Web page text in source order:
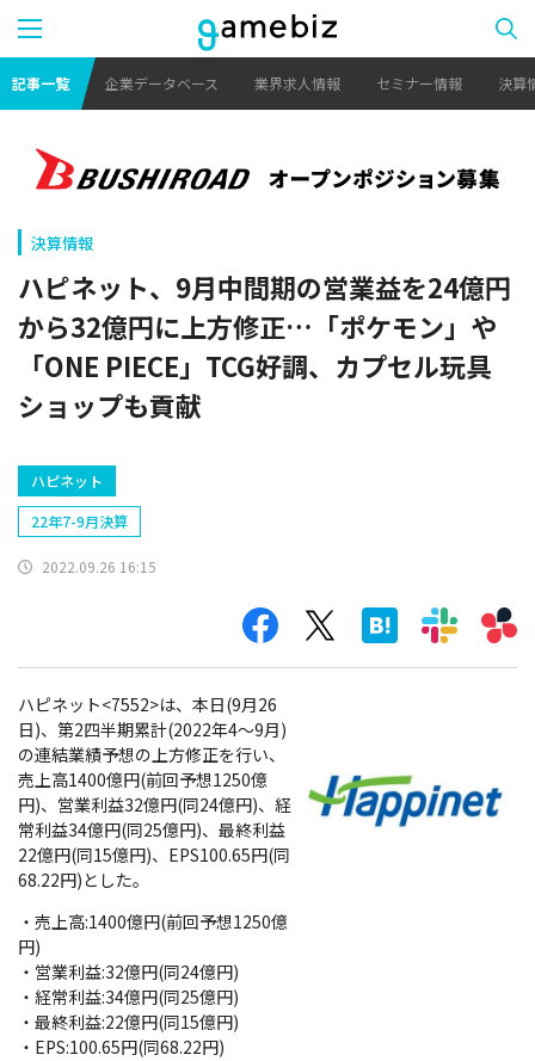
記事一覧 企業データベース 業界求人情報 セミナー情報 決算
決算情報
ハピネット、9月中間期の営業益を24億円
から32億円に上方修正…「ポケモン」や
「ONE PIECE」TCG好調、カプセル玩具
ショップも貢献
ハピネット
22年7-9月決算
2022.09.26 16:15
ハピネット<7552>は、本日(9月26
日)、第2四半期累計(2022年4～9月)
の連結業績予想の上方修正を行い、
売上高1400億円(前回予想1250億
円)、営業利益32億円(同24億円)、経
常利益34億円(同25億円)、最終利益
22億円(同15億円)、EPS100.65円(同
68.22円)とした。
・売上高:1400億円(前回予想1250億
円)
・営業利益:32億円(同24億円)
・経常利益:34億円(同25億円)
・最終利益:22億円(同15億円)
・EPS:100.65円(同68.22円)